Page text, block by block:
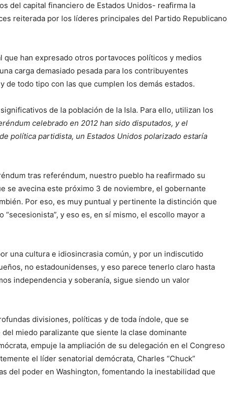
del capital financiero de Estados Unidos- reafirma la
reiterada por los líderes principales del Partido Republicano
han expresado otros portavoces políticos y medios
carga demasiado pesada para los contribuyentes
todo tipo con las que cumplen los demás estados.
de la población de la Isla. Para ello, utilizan los
celebrado en 2012 han sido disputados, y el
política partidista, un Estados Unidos polarizado estaría
tras referéndum, nuestro pueblo ha reafirmado su
se avecina este próximo 3 de noviembre, el gobernante
Por eso, es muy puntual y pertinente la distinción que
y eso es, en sí mismo, el escollo mayor a
una cultura e idiosincrasia común, y por un indiscutido
no estadounidenses, y eso parece tenerlo claro hasta
independencia y soberanía, sigue siendo un valor
divisiones, políticas y de toda índole, que se
miedo paralizante que siente la clase dominante
empuje la ampliación de su delegación en el Congreso
el líder senatorial demócrata, Charles “Chuck”
del poder en Washington, fomentando la inestabilidad que